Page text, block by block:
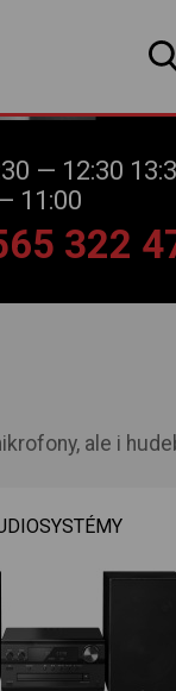
— 12:30
11:00
322
ale i